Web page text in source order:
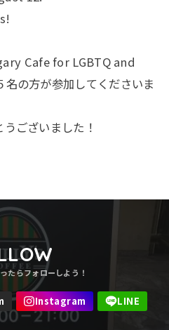
Cafe for LGBTQ and
の方が参加してくださいま
ございました！